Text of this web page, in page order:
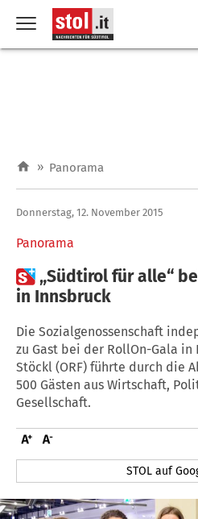
» Panorama
Panorama
Donnerstag, 12. November 2015
„Südtirol für alle“
in Innsbruck
Die Sozialgenossenschaft
zu Gast bei der RollOn-Gala in
Stöckl (ORF) führte durch die
500 Gästen aus Wirtschaft,
Gesellschaft.
STOL auf